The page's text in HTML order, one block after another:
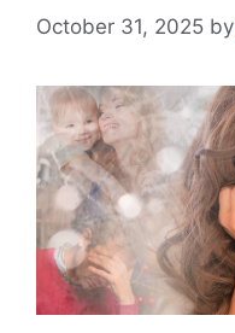
October 31, 2025 by